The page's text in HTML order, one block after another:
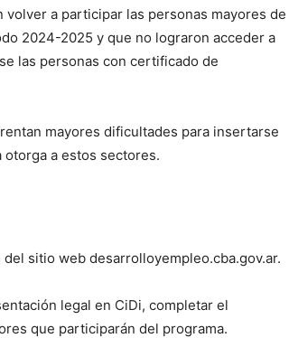
a participar las personas mayores de
2024-2025 y que no lograron acceder a
las personas con certificado de
mayores dificultades para insertarse
a estos sectores.
sitio web desarrolloyempleo.cba.gov.ar.
legal en CiDi, completar el
que participarán del programa.